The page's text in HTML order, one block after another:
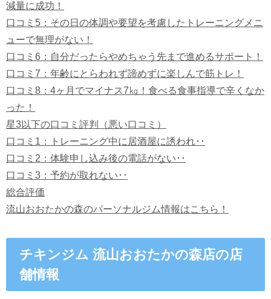
減量に成功！
口コミ5：その日の体調や要望を考慮したトレーニングメニ
ューで無理がない！
口コミ6：自分だったらやめちゃう先まで進めるサポート！
口コミ7：年齢にとらわれず諦めずに楽しんで筋トレ！
口コミ8：4ヶ月でマイナス7㎏！食べる食事指導で辛くなか
った！
星3以下の口コミ評判（悪い口コミ）
口コミ1：トレーニング中に居酒屋に誘われ･･
口コミ2：体験申し込み後の電話がない･･
口コミ3：予約が取れない･･
総合評価
流山おおたかの森のパーソナルジム情報はこちら！
チキンジム 流山おおたかの森店の店
舗情報